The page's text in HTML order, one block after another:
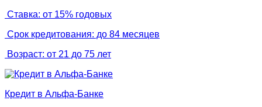
Ставка: от 15% годовых
Срок кредитования: до 84 месяцев
Возраст: от 21 до 75 лет
Кредит в Альфа-Банке